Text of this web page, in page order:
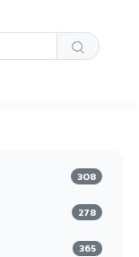
308
278
365